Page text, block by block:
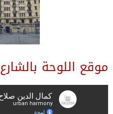
موقع اللوحة بالشارع